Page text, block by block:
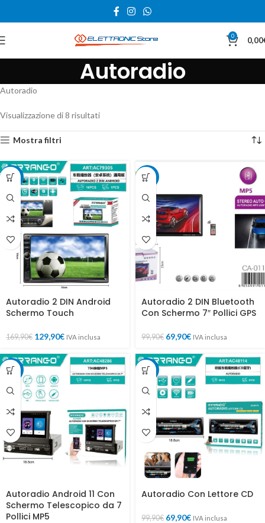
0 0,00
Autoradio
Autoradio
Visualizzazione di 8 risultati
Mostra filtri
-24%
Autoradio 2 DIN Android
Schermo Touch
169,90€ 129,90€ IVA inclusa
-30%
Autoradio 2 DIN Bluetooth
Con Schermo 7″ Pollici GPS
99,90€ 69,90€ IVA inclusa
-15%
Autoradio Android 11 Con
Schermo Telescopico da 7
Pollici MP5
-30%
Autoradio Con Lettore CD
99,90€ 69,90€ IVA inclusa